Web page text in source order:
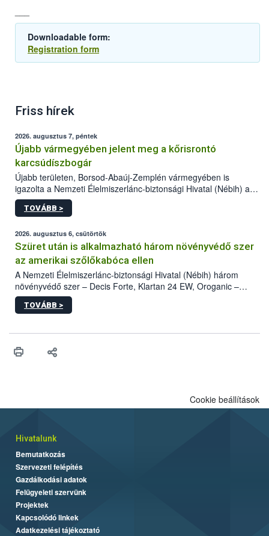
Downloadable form:
Registration form
Friss hírek
2026. augusztus 7, péntek
Újabb vármegyében jelent meg a kőrisrontó
karcsúdíszbogár
Újabb területen, Borsod-Abaúj-Zemplén vármegyében is
igazolta a Nemzeti Élelmiszerlánc-biztonsági Hivatal (Nébih) a
kőrisrontó karcsúdíszbogár (Agrilus planipennis) jelenlétét. A
kártevőt nem csak színcsapdában találták meg, de már fertőzött
az intenzív felderítést, emellett az intézkedéseket a szlovák
hatósággal is összehangolják a terjedés megállítása érdekében.
TOVÁBB >
2026. augusztus 6, csütörtök
Szüret után is alkalmazható három növényvédő szer
az amerikai szőlőkabóca ellen
A Nemzeti Élelmiszerlánc-biztonsági Hivatal (Nébih) három
növényvédő szer – Decis Forte, Klartan 24 EW, Oroganic –
engedélyokiratát módosította, így azok a szüretet követően,
egészen a vesszőérettség (BBCH 91) stádiumáig
érésű szőlőkben is legyen lehetőség a károsító elleni további
felhasználók számára is elérhető és ökológiai termesztésben is
TOVÁBB >
Cookie beállítások
Hivatalunk
Bemutatkozás
Szervezeti felépítés
Gazdálkodási adatok
Felügyeleti szervünk
Projektek
Kapcsolódó linkek
Adatkezelési tájékoztató